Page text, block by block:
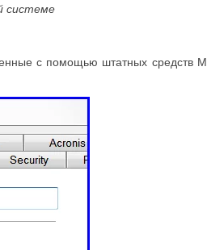
системе
с помощью штатных средств